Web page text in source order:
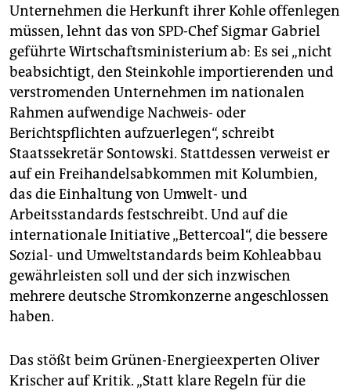
Unternehmen die Herkunft ihrer Kohle offenlegen
müssen, lehnt das von SPD-Chef Sigmar Gabriel
geführte Wirtschaftsministerium ab: Es sei „nicht
beabsichtigt, den Steinkohle importierenden und
verstromenden Unternehmen im nationalen
Rahmen aufwendige Nachweis- oder
Berichtspflichten aufzuerlegen“, schreibt
Staatssekretär Sontowski. Stattdessen verweist er
auf ein Freihandelsabkommen mit Kolumbien,
das die Einhaltung von Umwelt- und
Arbeitsstandards festschreibt. Und auf die
internationale Initiative „Bettercoal“, die bessere
Sozial- und Umweltstandards beim Kohleabbau
gewährleisten soll und der sich inzwischen
mehrere deutsche Stromkonzerne angeschlossen
haben.
Das stößt beim Grünen-Energieexperten Oliver
Krischer auf Kritik. „Statt klare Regeln für die